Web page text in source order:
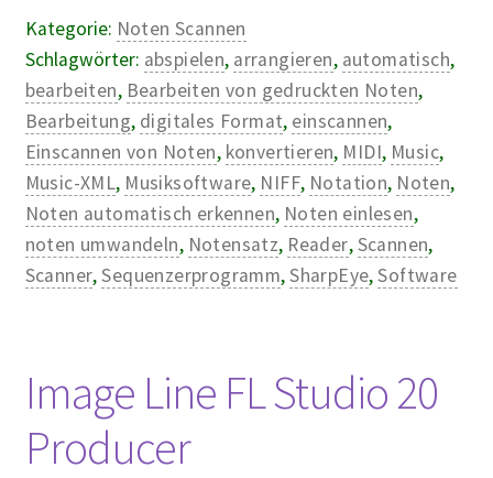
Kategorie: Noten Scannen
Schlagwörter: abspielen, arrangieren, automatisch,
bearbeiten, Bearbeiten von gedruckten Noten,
Bearbeitung, digitales Format, einscannen,
Einscannen von Noten, konvertieren, MIDI, Music,
Music-XML, Musiksoftware, NIFF, Notation, Noten,
Noten automatisch erkennen, Noten einlesen,
noten umwandeln, Notensatz, Reader,Scannen,
Scanner,Sequenzerprogramm,SharpEye,Software
Image Line FL Studio 20
Producer